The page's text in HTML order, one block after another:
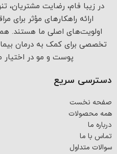
در زیبا فام، رضایت مشتریان،
ارائه راهکارهای مؤثر برای
اولویت‌های اصلی ما هستند.
تخصصی برای کمک به درمان
پوست و مو در اختیار
دسترسی سریع
صفحه نخست
همه محصولات
درباره ما
تماس با ما
سوالات متداول